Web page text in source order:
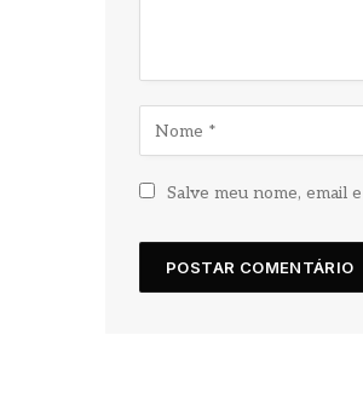
Salve meu nome, email